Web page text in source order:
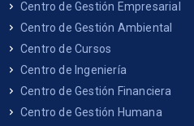
Centro de Gestión Empresarial
Centro de Gestión Ambiental
Centro de Cursos
Centro de Ingeniería
Centro de Gestión Financiera
Centro de Gestión Humana